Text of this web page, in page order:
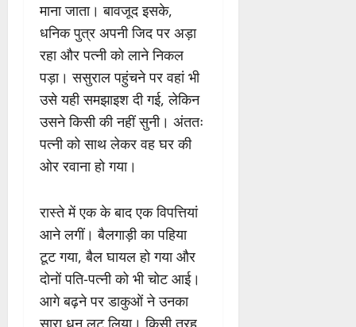
माना जाता। बावजूद इसके,
धनिक पुत्र अपनी जिद पर अड़ा
रहा और पत्नी को लाने निकल
पड़ा। ससुराल पहुंचने पर वहां भी
उसे यही समझाइश दी गई, लेकिन
उसने किसी की नहीं सुनी। अंततः
पत्नी को साथ लेकर वह घर की
ओर रवाना हो गया।
रास्ते में एक के बाद एक विपत्तियां
आने लगीं। बैलगाड़ी का पहिया
टूट गया, बैल घायल हो गया और
दोनों पति-पत्नी को भी चोट आई।
आगे बढ़ने पर डाकुओं ने उनका
सारा धन लूट लिया। किसी तरह